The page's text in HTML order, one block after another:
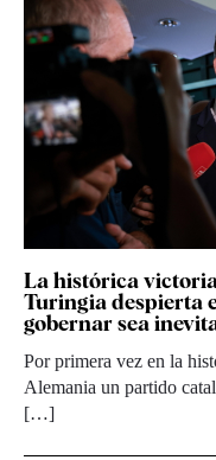
La histórica
Turingia despierta
gobernar sea
Por primera vez en la
Alemania un partido
[…]